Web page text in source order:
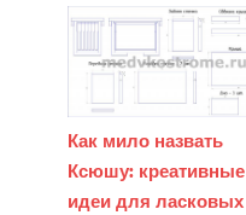
Как мило назвать
Ксюшу: креативные
идеи для ласковых